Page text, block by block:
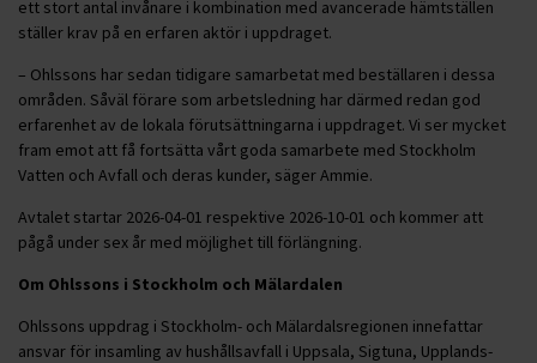
ett stort antal invånare i kombination med avancerade hämtställen
ställer krav på en erfaren aktör i uppdraget.
– Ohlssons har sedan tidigare samarbetat med beställaren i dessa
områden. Såväl förare som arbetsledning har därmed redan god
erfarenhet av de lokala förutsättningarna i uppdraget. Vi ser mycket
fram emot att få fortsätta vårt goda samarbete med Stockholm
Vatten och Avfall och deras kunder, säger Ammie.
Avtalet startar 2026-04-01 respektive 2026-10-01 och kommer att
pågå under sex år med möjlighet till förlängning.
Om Ohlssons i Stockholm och Mälardalen
Ohlssons uppdrag i Stockholm- och Mälardalsregionen innefattar
ansvar för insamling av hushållsavfall i Uppsala, Sigtuna, Upplands-